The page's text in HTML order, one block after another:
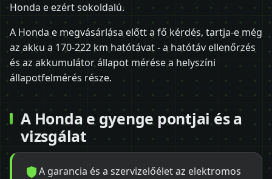
Honda e ezért sokoldalú.
A Honda e megvásárlása előtt a fő kérdés, tartja-e még
az akku a 170-222 km hatótávat - a hatótáv ellenőrzés
és az akkumulátor állapot mérése a helyszíni
állapotfelmérés része.
A Honda e gyenge pontjai és a
vizsgálat
A garancia és a szervizelőélet az elektromos